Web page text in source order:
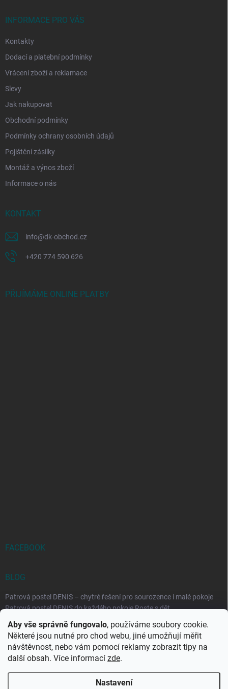
Aby vše správně fungovalo, používáme soubory cookie.
Některé jsou nutné pro chod webu, jiné umožňují měřit
návštěvnost, nebo vám pomocí reklamy zobrazit tipy na
další obsah. Více informací zde.
Nastavení
INFORMACE PRO VÁS
Kontakty
Dodací a platební podmínky
Vrácení zboží a reklamace
Slevy
Jak nakupovat
Obchodní podmínky
Podmínky ochrany osobních údajů
Pojištění zásilky
Montáž a výnos zboží
Informace o nás
KONTAKT
info@dk-obchod.cz
+420 774 590 626
PŘIJÍMÁME ONLINE PLATBY
FACEBOOK
BLOG
Patrová postel DENIS – chytré řešení pro sourozence i malé pokoje
Patrová postel DENIS do každého pokoje Roste s dět...
Rozkládací postele RELAX – ideální řešení pro malé prostory i
každodenní spaní
Rozkládací postel, která se přizpůsobí vašemu živo...